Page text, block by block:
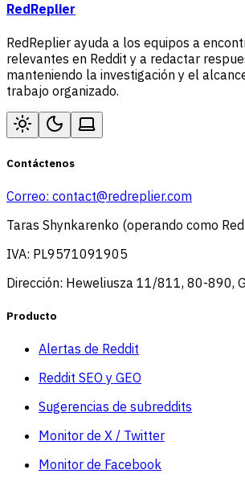
RedReplier
RedReplier ayuda a los equipos a
relevantes en Reddit y a redactar
manteniendo la investigación y el
trabajo organizado.
Contáctenos
Correo: contact@redreplier.com
Taras Shynkarenko (operando como
IVA: PL9571091905
Dirección: Heweliusza 11/811, 80-890,
Producto
Alertas de Reddit
Reddit SEO y GEO
Sugerencias de subreddits
Monitor de X / Twitter
Monitor de Facebook